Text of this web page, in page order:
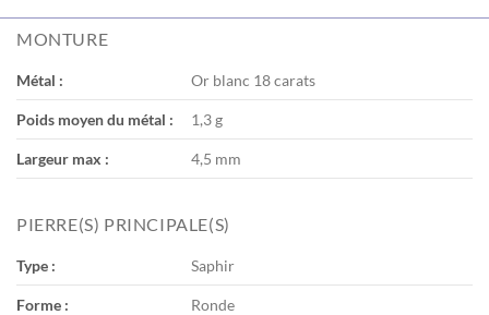
MONTURE
Métal : Or blanc 18 carats
Poids moyen du métal : 1,3 g
Largeur max : 4,5 mm
PIERRE(S) PRINCIPALE(S)
Type : Saphir
Forme : Ronde